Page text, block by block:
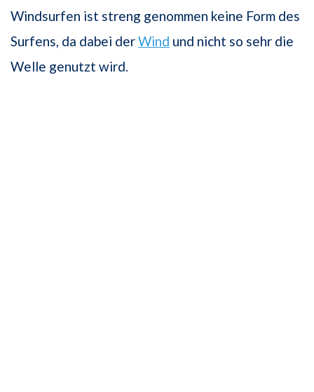
Windsurfen ist streng genommen keine Form des
Surfens, da dabei derWind und nicht so sehr die
Welle genutzt wird.